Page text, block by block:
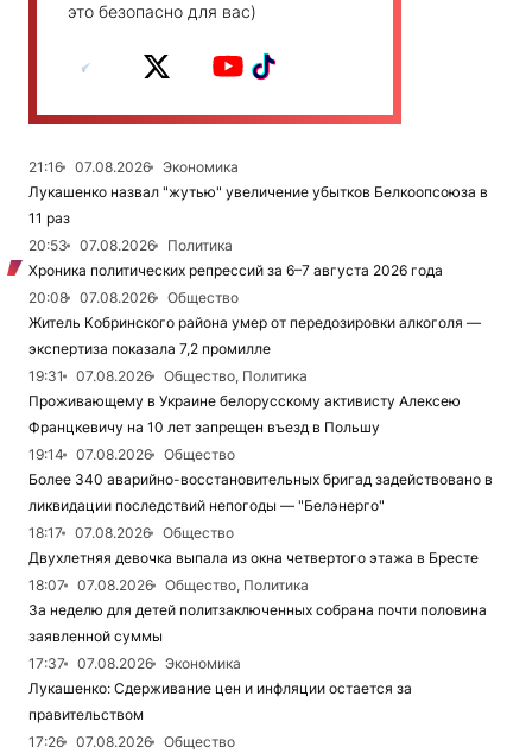
это безопасно для вас)
21:16 07.08.2026
Экономика
Лукашенко назвал "жутью" увеличение убытков Белкоопсоюза в
11 раз
20:53
07.08.2026
Политика
Хроника политических репрессий за 6–7 августа 2026 года
20:08
07.08.2026
Общество
Житель Кобринского района умер от передозировки алкоголя —
экспертиза показала 7,2 промилле
19:31
07.08.2026
Общество, Политика
Проживающему в Украине белорусскому активисту Алексею
Францкевичу на 10 лет запрещен въезд в Польшу
19:14
07.08.2026
Общество
Более 340 аварийно-восстановительных бригад задействовано в
ликвидации последствий непогоды — "Белэнерго"
18:17
07.08.2026
Общество
Двухлетняя девочка выпала из окна четвертого этажа в Бресте
18:07
07.08.2026
Общество, Политика
За неделю для детей политзаключенных собрана почти половина
заявленной суммы
17:37
07.08.2026
Экономика
Лукашенко: Сдерживание цен и инфляции остается за
правительством
17:26
07.08.2026
Общество